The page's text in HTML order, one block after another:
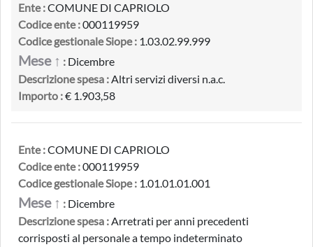
Ente :COMUNE DI CAPRIOLO
Codice ente :000119959
Codice gestionale Siope : 1.03.02.99.999
Mese ↑ : Dicembre
Descrizione spesa :Altri servizi diversi n.a.c.
Importo :€ 1.903,58
Ente :COMUNE DI CAPRIOLO
Codice ente :000119959
Codice gestionale Siope : 1.01.01.01.001
Mese ↑ : Dicembre
Descrizione spesa :Arretrati per anni precedenti
corrisposti al personale a tempo indeterminato